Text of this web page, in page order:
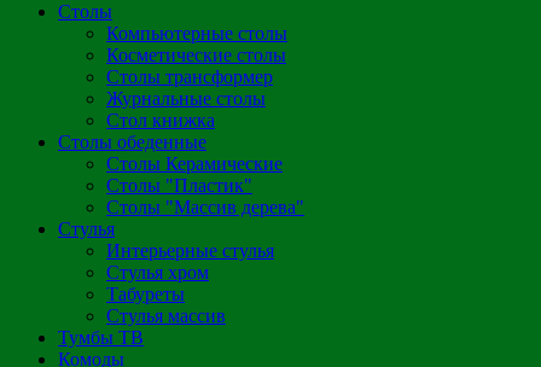
Столы
Компьютерные столы
Косметические столы
Столы трансформер
Журнальные столы
Стол книжка
Столы обеденные
Столы Керамические
Столы "Пластик"
Столы "Массив дерева"
Стулья
Интерьерные стулья
Стулья хром
Табуреты
Стулья массив
Тумбы ТВ
Комоды